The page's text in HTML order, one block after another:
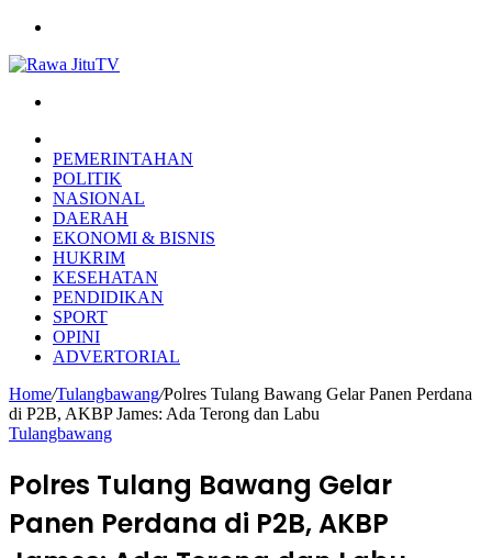
PEMERINTAHAN
POLITIK
NASIONAL
DAERAH
EKONOMI & BISNIS
HUKRIM
KESEHATAN
PENDIDIKAN
SPORT
OPINI
ADVERTORIAL
Home/Tulangbawang/Polres Tulang Bawang Gelar Panen Perdana
di P2B, AKBP James: Ada Terong dan Labu
Tulangbawang
Polres Tulang Bawang Gelar
Panen Perdana di P2B, AKBP